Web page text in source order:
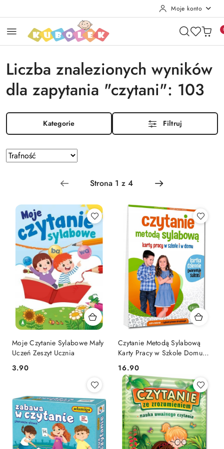
Moje konto
Liczba znalezionych wyników
dla zapytania "czytani": 103
Kategorie Filtruj
Zastosowano sortowanie: Trafność .
Sortuj
według
Moje Czytanie Sylabowe Mały
Uczeń Zeszyt Ucznia
Cena:
3.90
Czytanie Metodą Sylabową
Karty Pracy w Szkole Domu
Greg
Cena:
16.90